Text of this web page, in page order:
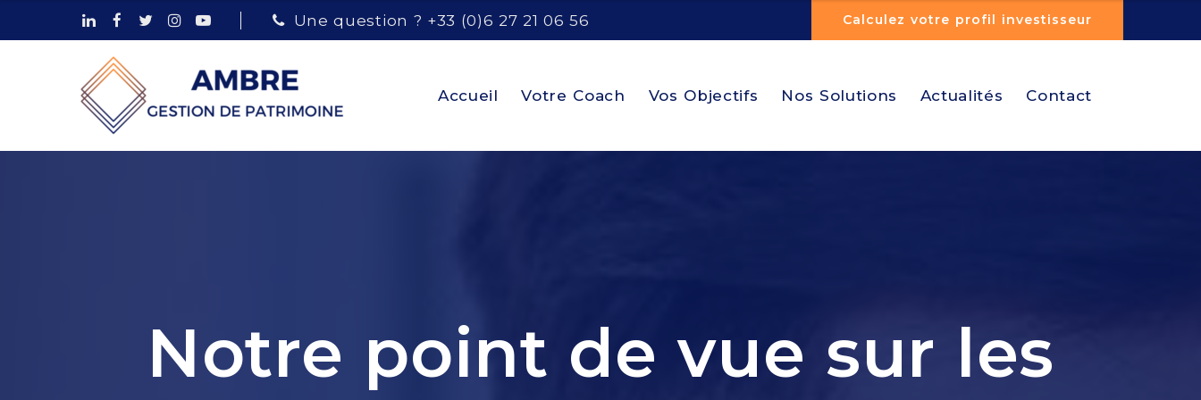
Une question ? +33 (0)6 27 21 06 56 Calculez votre profil investisseur
Accueil Votre Coach Vos Objectifs Nos Solutions Actualités Contact
Notre point de vue sur les